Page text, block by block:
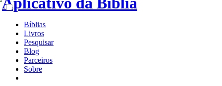
Bíblias
Livros
Pesquisar
Blog
Parceiros
Sobre